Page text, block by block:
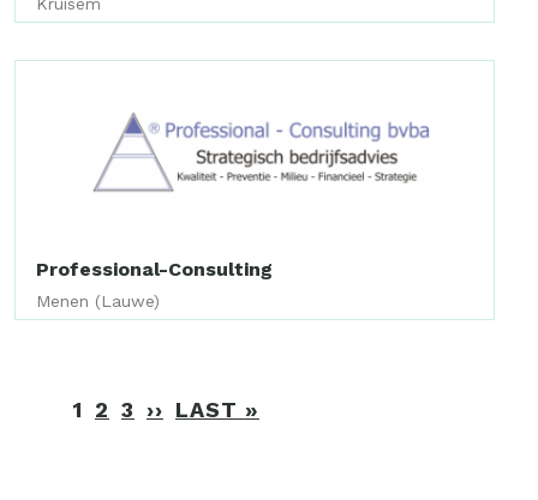
Professional-Consulting
Menen (Lauwe)
Paginering
1 2 3 ›› VOLGENDE
LAST »